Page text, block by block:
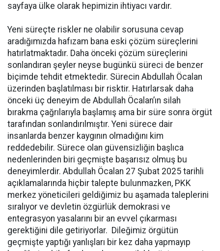
sayfaya ülke olarak hepimizin ihtiyacı vardır.
Yeni süreçte riskler ne olabilir sorusuna cevap
aradığımızda hafızam bana eski çözüm süreçlerini
hatırlatmaktadır. Daha önceki çözüm süreçlerini
sonlandıran şeyler neyse bugünkü süreci de benzer
biçimde tehdit etmektedir. Sürecin Abdullah Öcalan
üzerinden başlatılması bir risktir. Hatırlarsak daha
önceki üç deneyim de Abdullah Öcalan’ın silah
bırakma çağrılarıyla başlamış ama bir süre sonra örgüt
tarafından sonlandırılmıştır. Yeni sürece dair
insanlarda benzer kaygının olmadığını kim
reddedebilir. Sürece olan güvensizliğin başlıca
nedenlerinden biri geçmişte başarısız olmuş bu
deneyimlerdir. Abdullah Öcalan 27 Şubat 2025 tarihli
açıklamalarında hiçbir talepte bulunmazken, PKK
merkez yöneticileri geldiğimiz bu aşamada taleplerini
sıralıyor ve devletin özgürlük demokrasi ve
entegrasyon yasalarını bir an evvel çıkarması
gerektiğini dile getiriyorlar. Dileğimiz örgütün
geçmişte yaptığı yanlışları bir kez daha yapmayıp